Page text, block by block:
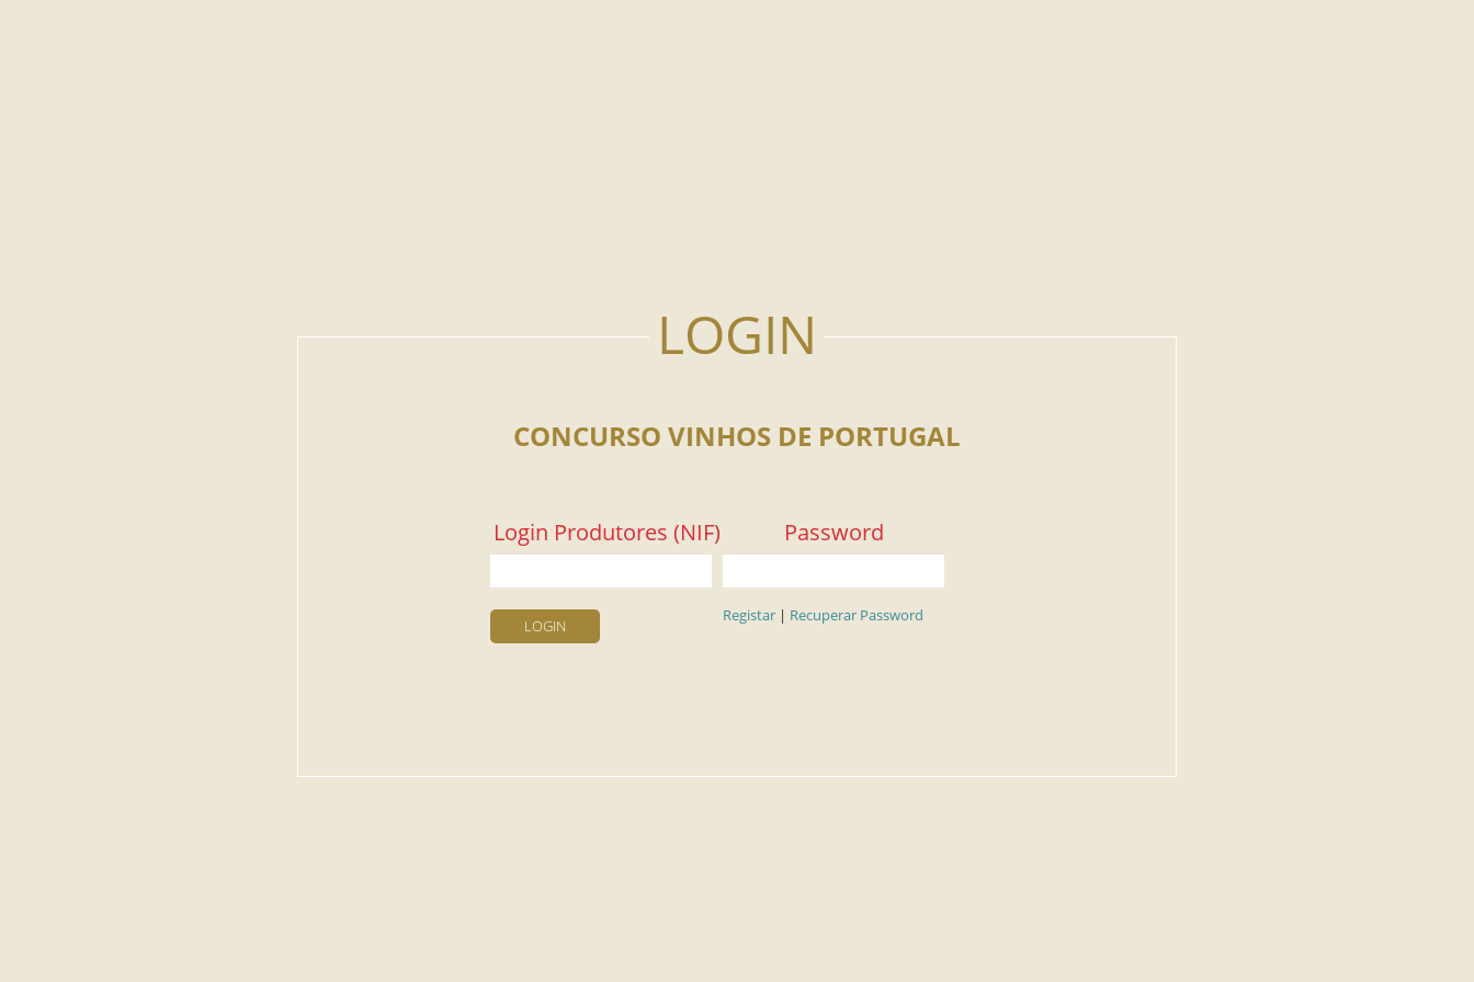
CONCURSO VINHOS DE PORTUGAL
Login Produtores (NIF) Password
LOGIN
Registar | Recuperar Password